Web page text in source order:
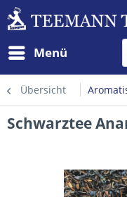
Menü
Übersicht
Schwarztee